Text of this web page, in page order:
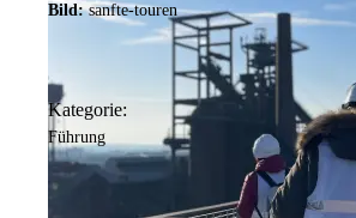
Bild: sanfte-touren
Kategorie:
Führung